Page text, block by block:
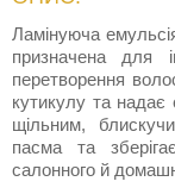
Ламінуюча
призначена для
перетворення
кутикулу та
щільним,
пасма та
салонного й